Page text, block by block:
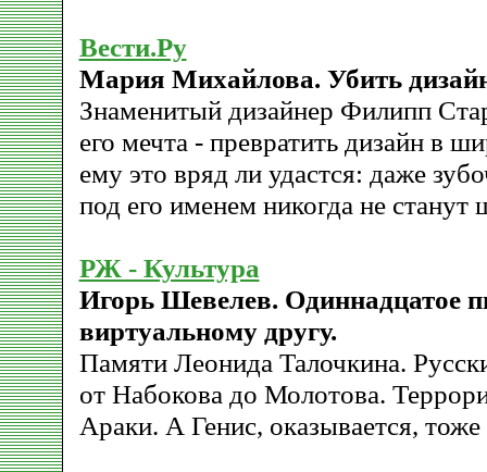
Вести.Ру
Мария Михайлова. Убить
Знаменитый дизайнер Филипп
его мечта - превратить дизайн в
ему это вряд ли удастся: даже
под его именем никогда не
РЖ - Культура
Игорь Шевелев. Одиннадцатое
виртуальному другу.
Памяти Леонида Талочкина.
от Набокова до Молотова.
Араки. А Генис, оказывается,